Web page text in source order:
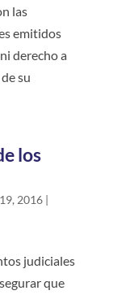
las
emitidos
derecho a
su
los
2016|
judiciales
que